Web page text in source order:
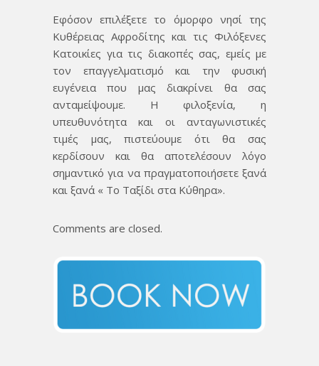
Εφόσον επιλέξετε το όμορφο νησί της
Κυθέρειας Αφροδίτης και τις Φιλόξενες
Κατοικίες για τις διακοπές σας, εμείς με
τον επαγγελματισμό και την φυσική
ευγένεια που μας διακρίνει θα σας
ανταμείψουμε. Η φιλοξενία, η
υπευθυνότητα και οι ανταγωνιστικές
τιμές μας, πιστεύουμε ότι θα σας
κερδίσουν και θα αποτελέσουν λόγο
σημαντικό για να πραγματοποιήσετε ξανά
και ξανά « Το Ταξίδι στα Κύθηρα».
Comments are closed.